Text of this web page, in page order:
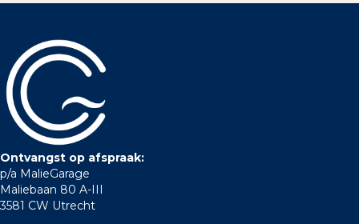
Ontvangst op afspraak:
p/a MalieGarage
Maliebaan 80 A-III
3581 CW Utrecht